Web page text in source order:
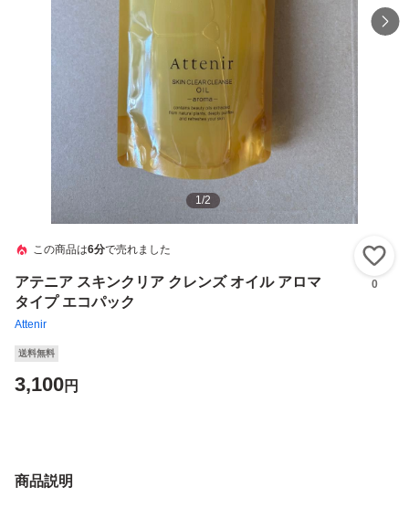
1/2
この商品は6分で売れました
アテニア スキンクリア クレンズ オイル アロマ
タイプ エコパック
Attenir
0
送料無料
3,100円
商品説明